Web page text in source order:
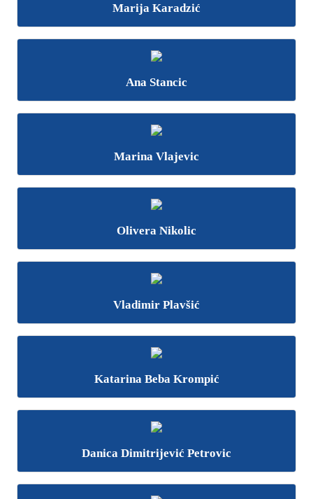
Marija Karadzić
Ana Stancic
Marina Vlajevic
Olivera Nikolic
Vladimir Plavšić
Katarina Beba Krompić
Danica Dimitrijević Petrovic